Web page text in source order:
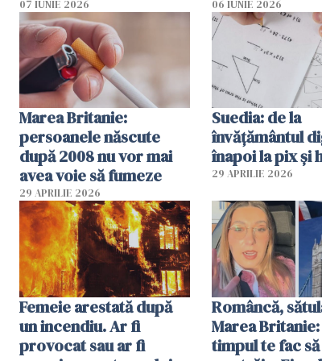
2026
07 IUNIE 2026
pe-aici, prin
06 IUNIE 2026
Marea Britanie:
persoanele născute
după 2008 nu vor mai
avea voie să fumeze
29 APRILIE 2026
Suedia: de la
învățământul
înapoi la pix și
29 APRILIE 2026
Femeie arestată după
un incendiu. Ar fi
provocat sau ar fi
Româncă,
Marea
timpul te fac